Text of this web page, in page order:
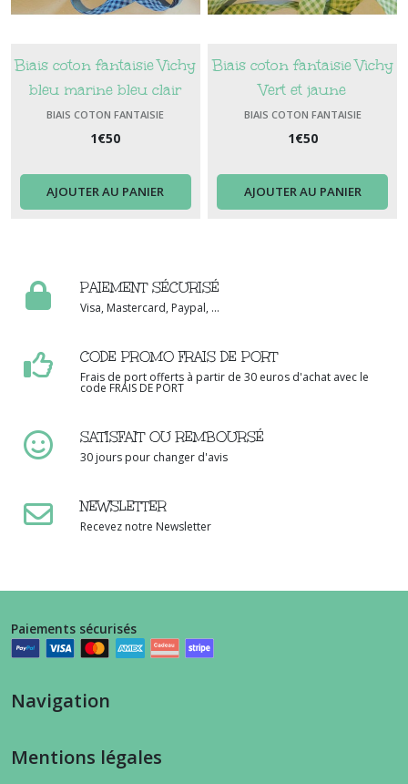
Biais coton fantaisie Vichy
bleu marine bleu clair
BIAIS COTON FANTAISIE
1€50
AJOUTER AU PANIER
Biais coton fantaisie Vichy
Vert et jaune
BIAIS COTON FANTAISIE
1€50
AJOUTER AU PANIER
PAIEMENT SÉCURISÉ
Visa, Mastercard, Paypal, ...
CODE PROMO FRAIS DE PORT
Frais de port offerts à partir de 30 euros d'achat avec le
code FRAIS DE PORT
SATISFAIT OU REMBOURSÉ
30 jours pour changer d'avis
NEWSLETTER
Recevez notre Newsletter
Paiements sécurisés
Navigation
Mentions légales